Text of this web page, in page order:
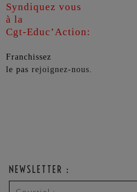
Syndiquez vous
à la
Cgt-Educ’Action:
Franchissez
le pas rejoignez-nous.
NEWSLETTER :